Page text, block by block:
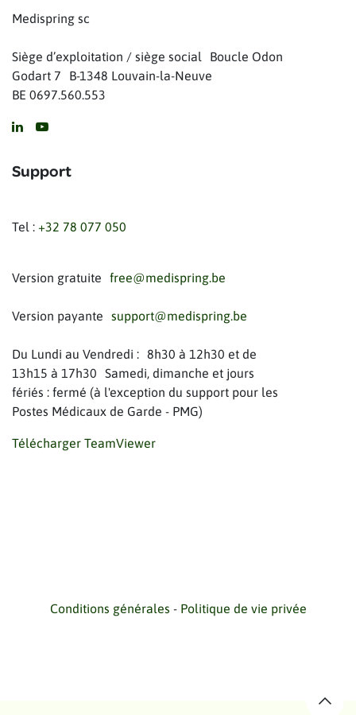
Medispring sc
Siège d’exploitation / siège social Boucle Odon
Godart 7 B-1348 Louvain-la-Neuve
BE 0697.560.553
Support
Tel : +32 78 077 050
Version gratuite free@medispring.be
Version payante support@medispring.be
Du Lundi au Vendredi : 8h30 à 12h30 et de
13h15 à 17h30 Samedi, dimanche et jours
fériés : fermé (à l'exception du support pour les
Postes Médicaux de Garde - PMG)
Télécharger TeamViewer
Conditions générales - Politique de vie privée